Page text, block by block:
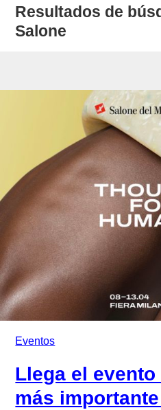
Resultados de
Salone
Eventos
Llega el
más